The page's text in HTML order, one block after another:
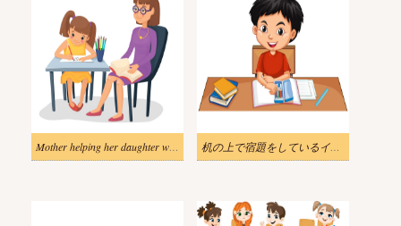
Mother helping her daughter with homework. Girl doing schoolwork with mom or teacher. Vector Illustration. 机の上で宿題をしているイラストの男の子